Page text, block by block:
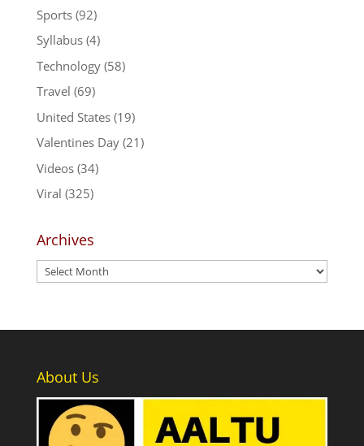
Sports(92)
Syllabus(4)
Technology(58)
Travel (69)
United States(19)
Valentines Day(21)
Videos(34)
Viral (325)
Archives
Archives
About Us